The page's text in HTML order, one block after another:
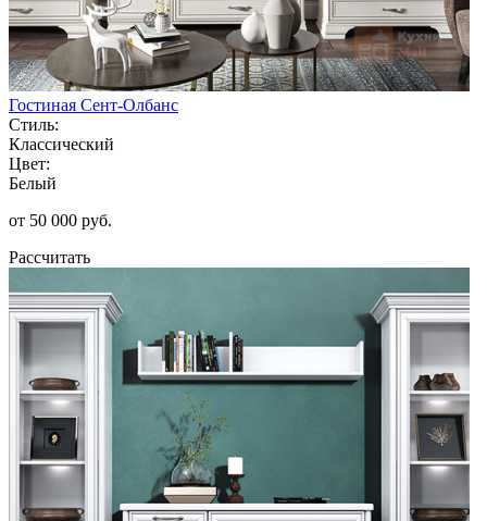
Гостиная Сент-Олбанс
Стиль:
Классический
Цвет:
Белый
от 50 000 руб.
Рассчитать